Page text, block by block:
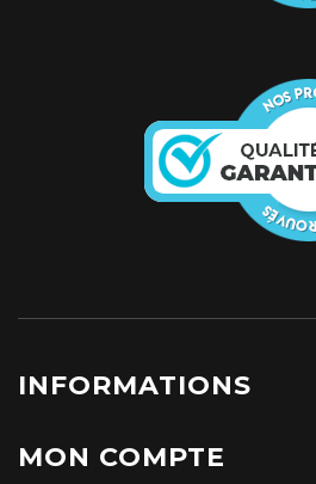
INFORMATIONS
MON COMPTE